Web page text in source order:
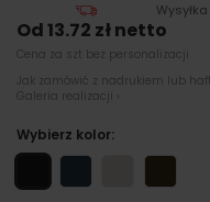
Od 13.72 zł netto
Cena za szt bez personalizacji
Jak zamówić z nadrukiem lub
Galeria realizacji ›
Wybierz kolor: